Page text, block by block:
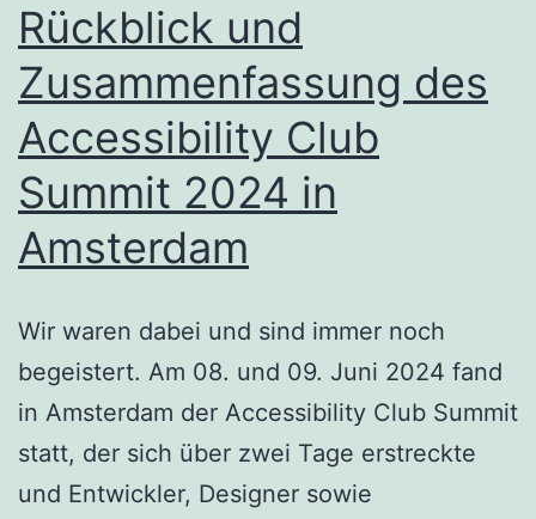
Rückblick und
Zusammenfassung des
Accessibility Club
Summit 2024 in
Amsterdam
Wir waren dabei und sind immer noch
begeistert. Am 08. und 09. Juni 2024 fand
in Amsterdam der Accessibility Club Summit
statt, der sich über zwei Tage erstreckte
und Entwickler, Designer sowie